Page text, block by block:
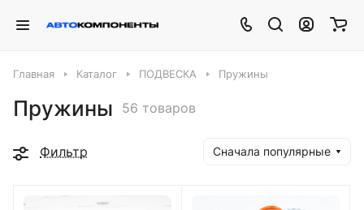
Главная Каталог ПОДВЕСКА Пружины
Пружины 56 товаров
Фильтр Сначала популярные